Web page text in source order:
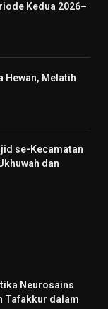
Kedua 2026–
Hewan, Melatih
se-Kecamatan
dan
Neurosains
Tafakkur dalam